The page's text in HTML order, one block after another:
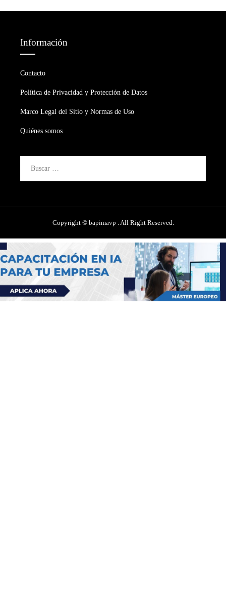
Información
Contacto
Política de Privacidad y Protección de Datos
Marco Legal del Sitio y Normas de Uso
Quiénes somos
Copyright © bapimavp . All Right Reserved.